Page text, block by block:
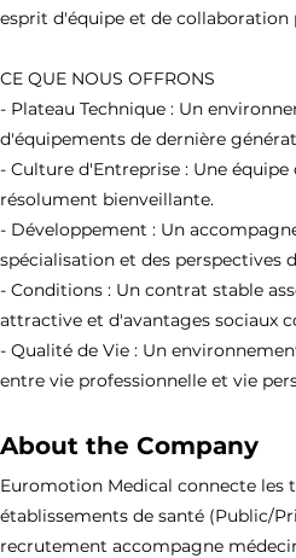
esprit d'équipe et de collaboration
CE QUE NOUS OFFRONS
- Plateau Technique : Un
d'équipements de dernière
- Culture d'Entreprise : Une
résolument bienveillante.
- Développement : Un
spécialisation et des perspectives
- Conditions : Un contrat stable
attractive et d'avantages sociaux
- Qualité de Vie : Un
entre vie professionnelle et vie
About the Company
Euromotion Medical connecte les
établissements de santé (Public/
recrutement accompagne